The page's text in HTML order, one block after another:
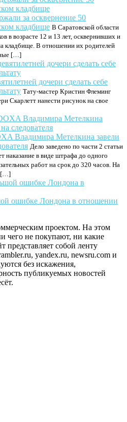
за осквернение 50
кладбище В Саратовской области
в возрасте 12 и 13 лет, осквернивших и
кладбище. В отношении их родителей
[…]
дочери сделать себе
Тату-мастер Кристин Флеминг
Скарлетт нанести рисунок на свое
Владимира Метелкина завели
Дело заведено по части 2 статьи
наказание в виде штрафа до одного
работ на срок до 320 часов. На
[…]
ошибке Лондона в отношении
проектом. На этом
чего не покупают, ни какие
представляет собой ленту
yandex.ru, newsru.com и
без искажения,
публикуемых новостей